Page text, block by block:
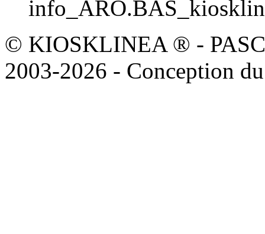
© KIOSKLINEA ® -
2003-2026 - Conception